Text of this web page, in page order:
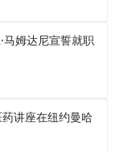
马姆达尼宣誓就职
讲座在纽约曼哈